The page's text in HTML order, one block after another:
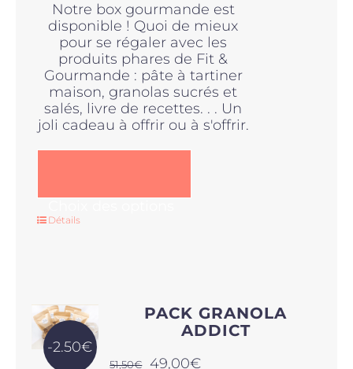
Notre box gourmande est
disponible ! Quoi de mieux
pour se régaler avec les
produits phares de Fit &
Gourmande : pâte à tartiner
maison, granolas sucrés et
salés, livre de recettes. . . Un
joli cadeau à offrir ou à s'offrir.
options
peuvent
être
choisies
Détails
-2.50€
PACK GRANOLA
ADDICT
51,50€
Le
49,00€Le